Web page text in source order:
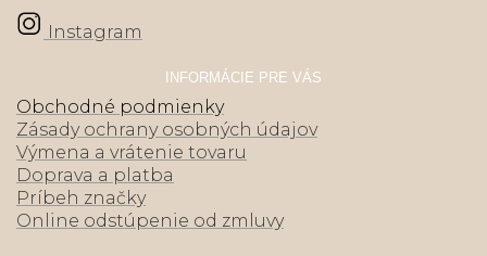
Instagram
INFORMÁCIE PRE VÁS
Obchodné podmienky
Zásady ochrany osobných údajov
Výmena a vrátenie tovaru
Doprava a platba
Príbeh značky
Online odstúpenie od zmluvy